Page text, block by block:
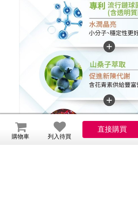
購物車 列入待買